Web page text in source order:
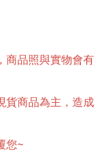
商品照與實物會有
貨商品為主，造成
您~